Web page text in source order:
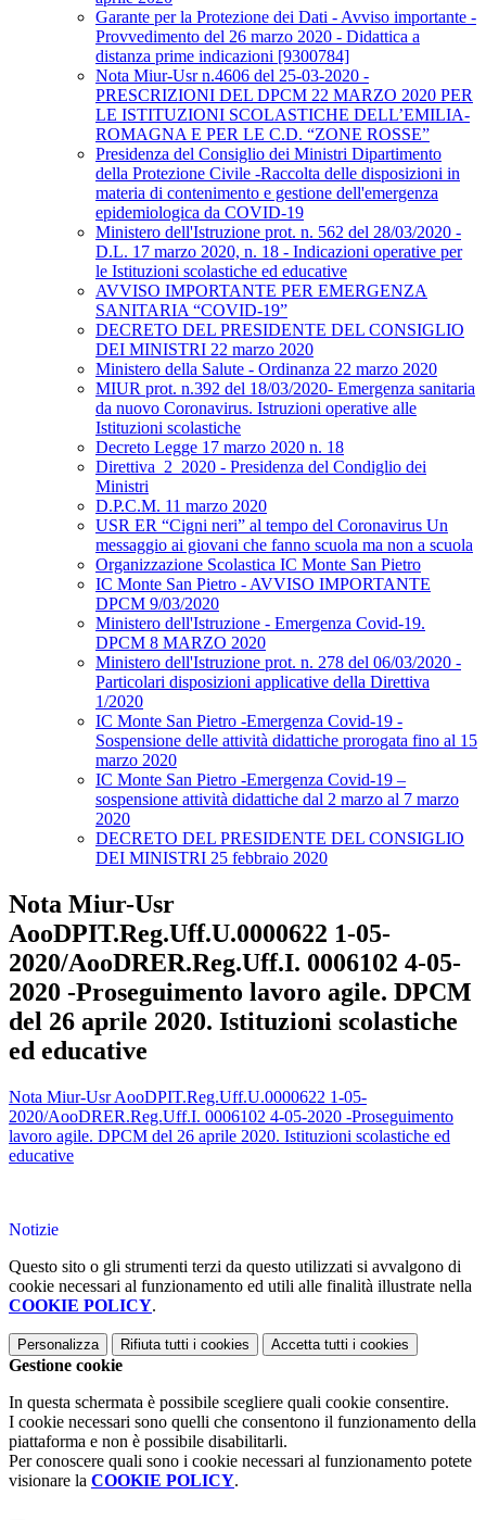
Garante per la Protezione dei Dati - Avviso importante -
Provvedimento del 26 marzo 2020 - Didattica a
distanza prime indicazioni [9300784]
Nota Miur-Usr n.4606 del 25-03-2020 -
PRESCRIZIONI DEL DPCM 22 MARZO 2020 PER
LE ISTITUZIONI SCOLASTICHE DELL’EMILIA-
ROMAGNA E PER LE C.D. “ZONE ROSSE”
Presidenza del Consiglio dei Ministri Dipartimento
della Protezione Civile -Raccolta delle disposizioni in
materia di contenimento e gestione dell'emergenza
epidemiologica da COVID-19
Ministero dell'Istruzione prot. n. 562 del 28/03/2020 -
D.L. 17 marzo 2020, n. 18 - Indicazioni operative per
le Istituzioni scolastiche ed educative
AVVISO IMPORTANTE PER EMERGENZA
SANITARIA “COVID-19”
DECRETO DEL PRESIDENTE DEL CONSIGLIO
DEI MINISTRI 22 marzo 2020
Ministero della Salute - Ordinanza 22 marzo 2020
MIUR prot. n.392 del 18/03/2020- Emergenza sanitaria
da nuovo Coronavirus. Istruzioni operative alle
Istituzioni scolastiche
Decreto Legge 17 marzo 2020 n. 18
Direttiva_2_2020 - Presidenza del Condiglio dei
Ministri
D.P.C.M. 11 marzo 2020
USR ER “Cigni neri” al tempo del Coronavirus Un
messaggio ai giovani che fanno scuola ma non a scuola
Organizzazione Scolastica IC Monte San Pietro
IC Monte San Pietro - AVVISO IMPORTANTE
DPCM 9/03/2020
Ministero dell'Istruzione - Emergenza Covid-19.
DPCM 8 MARZO 2020
Ministero dell'Istruzione prot. n. 278 del 06/03/2020 -
Particolari disposizioni applicative della Direttiva
1/2020
IC Monte San Pietro -Emergenza Covid-19 -
Sospensione delle attività didattiche prorogata fino al 15
marzo 2020
IC Monte San Pietro -Emergenza Covid-19 –
sospensione attività didattiche dal 2 marzo al 7 marzo
2020
DECRETO DEL PRESIDENTE DEL CONSIGLIO
DEI MINISTRI 25 febbraio 2020
Nota Miur-Usr
AooDPIT.Reg.Uff.U.0000622 1-05-
2020/AooDRER.Reg.Uff.I. 0006102 4-05-
2020 -Proseguimento lavoro agile. DPCM
del 26 aprile 2020. Istituzioni scolastiche
ed educative
Nota Miur-Usr AooDPIT.Reg.Uff.U.0000622 1-05-
2020/AooDRER.Reg.Uff.I. 0006102 4-05-2020 -Proseguimento
lavoro agile. DPCM del 26 aprile 2020. Istituzioni scolastiche ed
educative
Notizie
Questo sito o gli strumenti terzi da questo utilizzati si avvalgono di
cookie necessari al funzionamento ed utili alle finalità illustrate nella
COOKIE POLICY.
Personalizza Rifiuta tutti i cookies Accetta tutti i cookies
Gestione cookie
In questa schermata è possibile scegliere quali cookie consentire.
I cookie necessari sono quelli che consentono il funzionamento della
piattaforma e non è possibile disabilitarli.
Per conoscere quali sono i cookie necessari al funzionamento potete
visionare la COOKIE POLICY.